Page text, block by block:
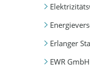
Erlanger
EWR